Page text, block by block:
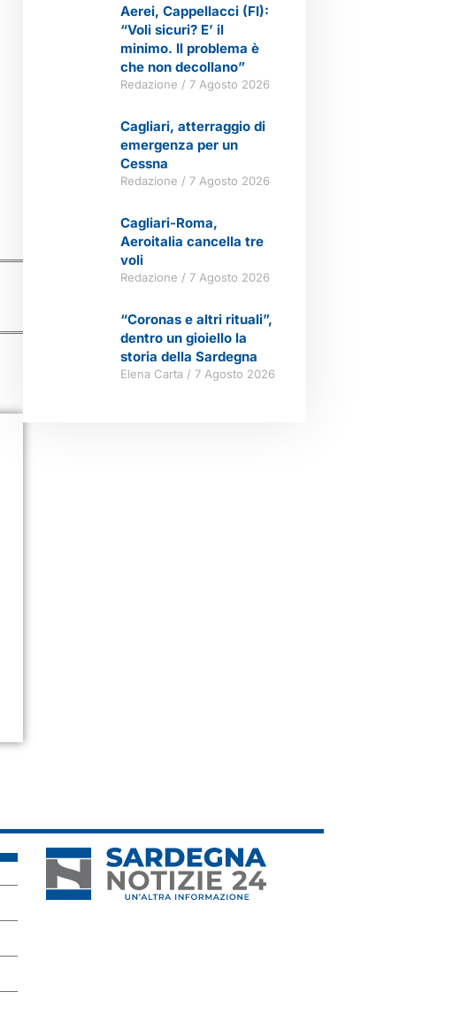
Aerei, Cappellacci (FI):
“Voli sicuri? E’ il
minimo. Il problema è
che non decollano”
Redazione 7 Agosto 2026
Cagliari, atterraggio di
emergenza per un
Cessna
Redazione 7 Agosto 2026
Cagliari-Roma,
Aeroitalia cancella tre
voli
Redazione 7 Agosto 2026
“Coronas e altri rituali”,
dentro un gioiello la
storia della Sardegna
Elena Carta 7 Agosto 2026